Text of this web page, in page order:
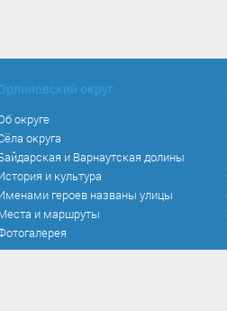
округ
округе
округа
и Варнаутская долины
и культура
героев названы улицы
и маршруты